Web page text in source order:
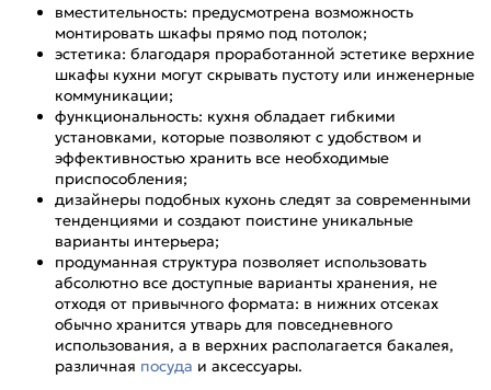
вместительность: предусмотрена возможность
монтировать шкафы прямо под потолок;
эстетика: благодаря проработанной эстетике верхние
шкафы кухни могут скрывать пустоту или инженерные
коммуникации;
функциональность: кухня обладает гибкими
установками, которые позволяют с удобством и
эффективностью хранить все необходимые
приспособления;
дизайнеры подобных кухонь следят за современными
тенденциями и создают поистине уникальные
варианты интерьера;
продуманная структура позволяет использовать
абсолютно все доступные варианты хранения, не
отходя от привычного формата: в нижних отсеках
обычно хранится утварь для повседневного
использования, а в верхних располагается бакалея,
различная посуда и аксессуары.